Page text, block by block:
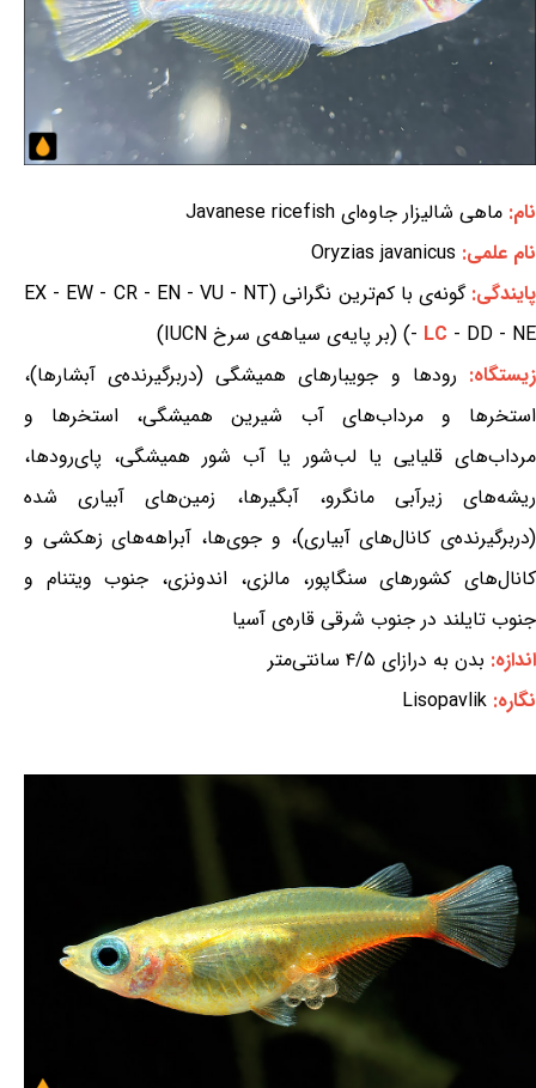
نام: ماهی شالیزار جاوه‌ای Javanese ricefish
نام علمی: Oryzias javanicus
پایندگی:
گونه‌ی با کم‌ترین نگرانی (EX - EW - CR - EN - VU - NT
- LC - DD - NE) (بر پایه‌ی سیاهه‌ی سرخ IUCN)
زیستگاه: رودها و جویبارهای همیشگی (دربرگیرنده‌ی آبشارها)،
استخرها و مرداب‌های آب شیرین همیشگی، استخرها و
مرداب‌های قلیایی یا لب‌شور یا آب شور همیشگی، پای‌رودها،
ریشه‌های زیرآبی مانگرو، آبگیرها، زمین‌های آبیاری شده
(دربرگیرنده‌ی کانال‌های آبیاری)، و جوی‌ها، آبراهه‌های زهکشی و
کانال‌های کشورهای سنگاپور، مالزی، اندونزی، جنوب ویتنام و
جنوب تایلند در جنوب شرقی قاره‌ی آسیا
اندازه: بدن به درازای ۴/۵ سانتی‌متر
نگاره: Lisopavlik